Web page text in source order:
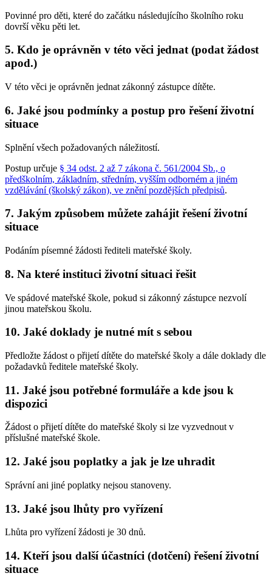
Povinné pro děti, které do začátku následujícího školního roku
dovrší věku pěti let.
5. Kdo je oprávněn v této věci jednat (podat žádost
apod.)
V této věci je oprávněn jednat zákonný zástupce dítěte.
6. Jaké jsou podmínky a postup pro řešení životní
situace
Splnění všech požadovaných náležitostí.
Postup určuje § 34 odst. 2 až 7 zákona č. 561/2004 Sb., o
předškolním, základním, středním, vyšším odborném a jiném
vzdělávání (školský zákon), ve znění pozdějších předpisů.
7. Jakým způsobem můžete zahájit řešení životní
situace
Podáním písemné žádosti řediteli mateřské školy.
8. Na které instituci životní situaci řešit
Ve spádové mateřské škole, pokud si zákonný zástupce nezvolí
jinou mateřskou školu.
10. Jaké doklady je nutné mít s sebou
Předložte žádost o přijetí dítěte do mateřské školy a dále doklady dle
požadavků ředitele mateřské školy.
11. Jaké jsou potřebné formuláře a kde jsou k
dispozici
Žádost o přijetí dítěte do mateřské školy si lze vyzvednout v
příslušné mateřské škole.
12. Jaké jsou poplatky a jak je lze uhradit
Správní ani jiné poplatky nejsou stanoveny.
13. Jaké jsou lhůty pro vyřízení
Lhůta pro vyřízení žádosti je 30 dnů.
14. Kteří jsou další účastníci (dotčení) řešení životní
situace